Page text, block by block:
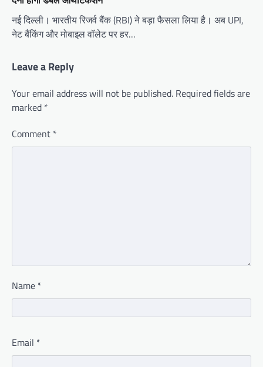
नई दिल्ली। भारतीय रिजर्व बैंक (RBI) ने बड़ा फैसला लिया है। अब UPI,
नेट बैंकिंग और मोबाइल वॉलेट पर हर…
Leave a Reply
Your email address will not be published. Required fields are
marked *
Comment *
Name *
Email *